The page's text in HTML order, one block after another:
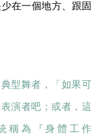
在一個地方、跟固
型舞者，「如果可
演者吧；或者，這
稱為『身體工作